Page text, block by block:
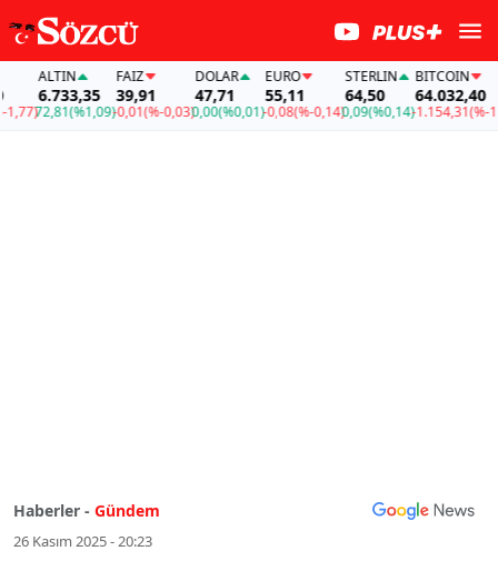
ALTIN
6.733,35
72,81(%1,09)
FAİZ
39,91
-0,01(%-0,03)
DOLAR
47,71
0,00(%0,01)
EURO
55,11
-0,08(%-0,14)
STERLIN
64,50
0,09(%0,14)
BITCOIN
64.032,40
-1.154,31(%-
Haberler - Gündem
26 Kasım 2025 - 20:23